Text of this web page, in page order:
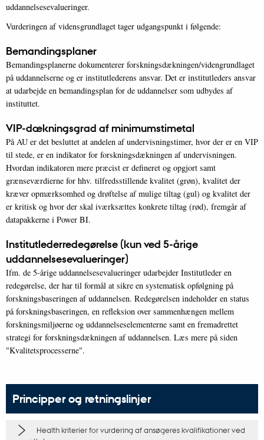
uddannelsesevalueringer.
Vurderingen af vidensgrundlaget tager udgangspunkt i følgende:
Bemandingsplaner
Bemandingsplanerne dokumenterer forskningsdækningen/videngrundlaget
på uddannelserne og er institutlederens ansvar. Det er institutleders ansvar
at udarbejde en bemandingsplan for de uddannelser som udbydes af
instituttet.
VIP-dækningsgrad af minimumstimetal
På AU er det besluttet at andelen af undervisningstimer, hvor der er en VIP
til stede, er en indikator for forskningsdækningen af undervisningen.
Hvordan indikatoren mere præcist er defineret og opgjort samt
grænseværdierne for hhv. tilfredsstillende kvalitet (grøn), kvalitet der
kræver opmærksomhed og drøftelse af mulige tiltag (gul) og kvalitet der
er kritisk og hvor der skal iværksættes konkrete tiltag (rød), fremgår af
datapakkerne i Power BI.
Institutlederredegørelse (kun ved 5-årige
uddannelsesevalueringer)
Ifm. de 5-årige uddannelsesevalueringer udarbejder Institutleder en
redegørelse, der har til formål at sikre en systematisk opfølgning på
forskningsbaseringen af uddannelsen. Redegørelsen indeholder en status
på forskningsbaseringen, en refleksion over sammenhængen mellem
forskningsmiljøerne og uddannelseselementerne samt en fremadrettet
strategi for forskningsdækningen af uddannelsen. Læs mere på siden
"Kvalitetsprocesserne".
Principper og retningslinjer
Health kriterier for vurdering af ansøgeres kvalifikationer ved